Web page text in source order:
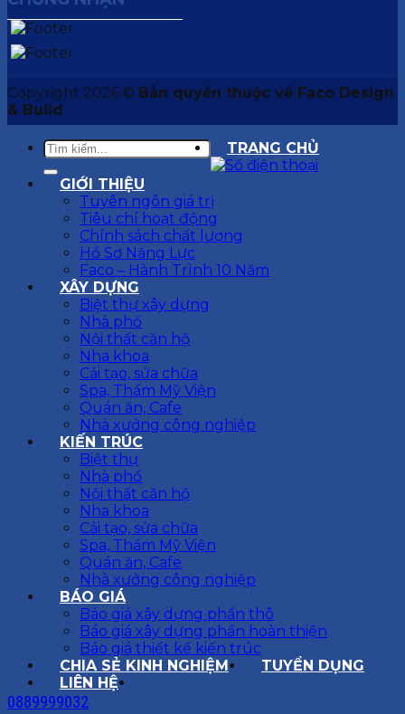
Copyright 2026 © Bản quyền thuộc về Faco Design
& Build
TRANG CHỦ
GIỚI THIỆU
Tuyên ngôn giá trị
Tiêu chí hoạt động
Chính sách chất lượng
Hồ Sơ Năng Lực
Faco – Hành Trình 10 Năm
XÂY DỰNG
Biệt thự xây dựng
Nhà phố
Nội thất căn hộ
Nha khoa
Cải tạo, sửa chữa
Spa, Thẩm Mỹ Viện
Quán ăn, Cafe
Nhà xưởng công nghiệp
KIẾN TRÚC
Biệt thự
Nhà phố
Nội thất căn hộ
Nha khoa
Cải tạo, sửa chữa
Spa, Thẩm Mỹ Viện
Quán ăn, Cafe
Nhà xưởng công nghiệp
BÁO GIÁ
Báo giá xây dựng phần thô
Báo giá xây dựng phần hoàn thiện
Báo giá thiết kế kiến trúc
CHIA SẺ KINH NGHIỆM
TUYỂN DỤNG
LIÊN HỆ
0889999032